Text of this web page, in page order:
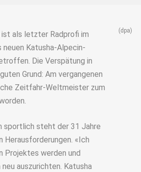
als letzter Radprofi im
neuen Katusha-Alpecin-
Die Verspätung in
Grund: Am vergangenen
Zeitfahr-Weltmeister zum
sportlich steht der 31 Jahre
Herausforderungen. «Ich
Projektes werden und
auszurichten. Katusha
(dpa)